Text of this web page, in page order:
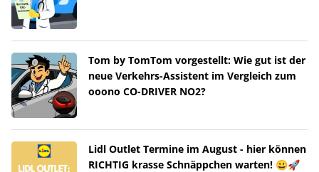
Tom by TomTom vorgestellt: Wie gut ist der
neue Verkehrs-Assistent im Vergleich zum
ooono CO-DRIVER NO2?
Lidl Outlet Termine im August - hier können
RICHTIG krasse Schnäppchen warten! 😀🚀